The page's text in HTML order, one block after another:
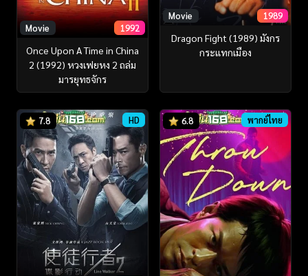
Movie 1992
Once Upon A Time in China
2 (1992) หวงเฟยหง 2 ถล่ม
มารยุทธจักร
Movie 1989
Dragon Fight (1989) มังกร
กระแทกเมือง
7.8 HD 6.8 พากย์ไทย